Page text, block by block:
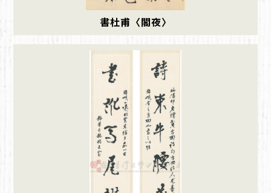
書杜甫〈閣夜〉